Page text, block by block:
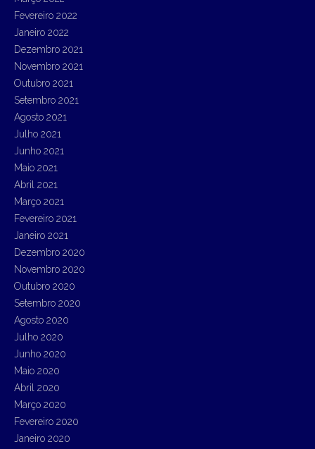
Fevereiro 2022
Janeiro 2022
Dezembro 2021
Novembro 2021
Outubro 2021
Setembro 2021
Agosto 2021
Julho 2021
Junho 2021
Maio 2021
Abril 2021
Março 2021
Fevereiro 2021
Janeiro 2021
Dezembro 2020
Novembro 2020
Outubro 2020
Setembro 2020
Agosto 2020
Julho 2020
Junho 2020
Maio 2020
Abril 2020
Março 2020
Fevereiro 2020
Janeiro 2020